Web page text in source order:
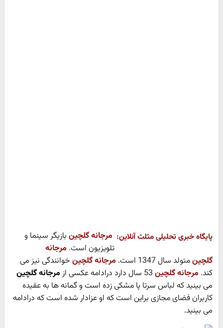
پایگاه خبری تحلیلی مثلث آنلاین: مرجانه گلچین بازیگر سینما و
تلویزیون است. مرجانه
گلچینمتولد سال 1347 است. مرجانه گلچین خوانندگی نیز می
کند. مرجانه گلچین
مرجانه گلچین
می بینید که لباس سرتا پا مشکی زده است و گمانه ها به عقیده
کاربران فضای مجازی براین است که او عزادار شده است که درادامه
می بینید.